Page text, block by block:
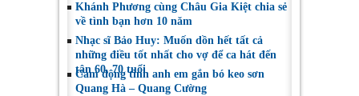
Khánh Phương cùng Châu Gia Kiệt chia sẻ
về tình bạn hơn 10 năm
Nhạc sĩ Bảo Huy: Muốn dồn hết tất cả
những điều tốt nhất cho vợ để ca hát đến
tận 60, 70 tuổi
Cảm động tình anh em gắn bó keo sơn
Quang Hà – Quang Cường